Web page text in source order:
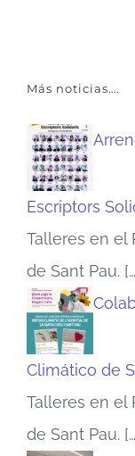
Más noticias….
Escriptors
Talleres en el
de Sant Pau.
Climático de
Talleres en el
de Sant Pau.